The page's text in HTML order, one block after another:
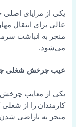
یکی از مزایای
عالی برای انتقال
منجر به انباشت
می‌شود.
عیب چرخش شغلی
یکی از معایب چرخش
کارمندان را از
منجر به ناراضی شدن